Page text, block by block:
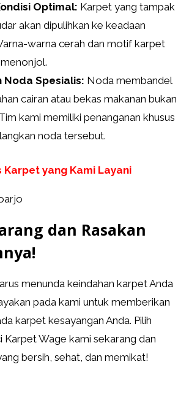
Optimal: Karpet yang tampak
akan dipulihkan ke keadaan
warna cerah dan motif karpet
Noda Spesialis: Noda membandel
cairan atau bekas makanan bukan
kami memiliki penanganan khusus
noda tersebut.
Karpet yang Kami Layani
dan Rasakan
menunda keindahan karpet Anda
pada kami untuk memberikan
karpet kesayangan Anda. Pilih
Karpet Wage kami sekarang dan
bersih, sehat, dan memikat!